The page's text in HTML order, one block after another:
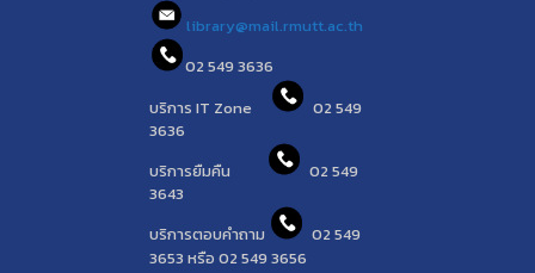
library@mail.rmutt.ac.th
02 549 3636
บริการ IT Zone
02 549
3636
บริการยืมคืน
02 549
3643
บริการตอบคำถาม
02 549
3653 หรือ 02 549 3656